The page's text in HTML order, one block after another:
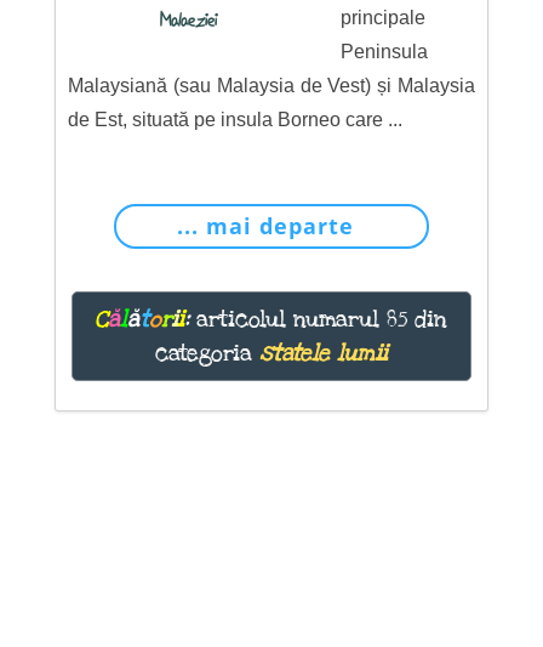
Malaeziei
principale
Peninsula
Malaysiană (sau Malaysia de Vest) și Malaysia
de Est, situată pe insula Borneo care ...
... mai departe
Călătorii:articolul numarul 85 din
categoria statele lumii